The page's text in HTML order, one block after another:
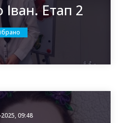
Етап 2
09:48